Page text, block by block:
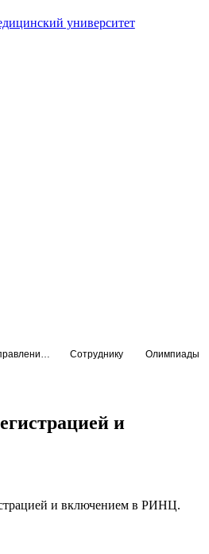
университет
Сотруднику Олимпиады
и
и включением в РИНЦ.